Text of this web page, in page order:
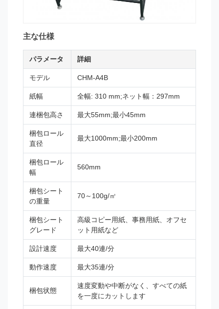
主な仕様
パラメータ 詳細
モデル CHM-A4B
紙幅 全幅: 310 mm;ネット幅：297mm
連梱包高さ 最大55mm;最小45mm
梱包ロール
直径
最大1000mm;最小200mm
梱包ロール
幅
560mm
梱包シート
の重量
70～100g/㎡
梱包シート
グレード
高級コピー用紙、事務用紙、オフセ
ット用紙など
設計速度 最大40連/分
動作速度 最大35連/分
梱包状態
速度変動や中断がなく、すべての紙
を一度にカットします